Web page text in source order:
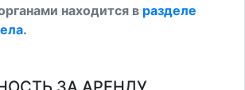
находится в разделе
.